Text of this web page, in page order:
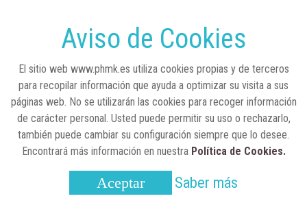
Real Academia Nacional de Farmacia: un
laboratorio de ideas que se ha adaptado a
Aviso de Cookies
El sitio web www.phmk.es utiliza cookies propias y de terceros
para recopilar información que ayuda a optimizar su visita a sus
páginas web. No se utilizarán las cookies para recoger información
de carácter personal. Usted puede permitir su uso o rechazarlo,
también puede cambiar su configuración siempre que lo desee.
Encontrará más información en nuestra Política de Cookies.
Aceptar Saber más